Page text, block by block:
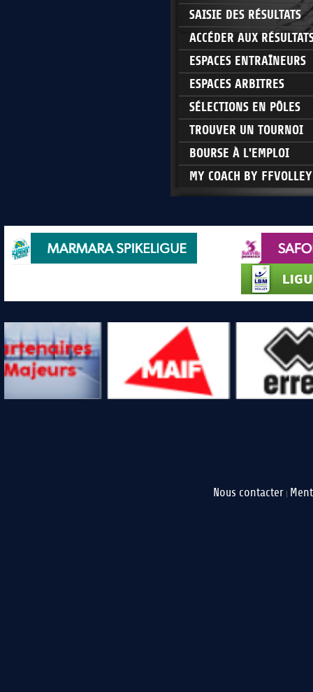
SAISIE DES RÉSULTATS
ACCÉDER AUX
ESPACES ENTRAÎNEURS
ESPACES ARBITRES
SÉLECTIONS EN PÔLES
TROUVER UN TOURNOI
BOURSE À L'EMPLOI
MY COACH BY FFVOLLEY
Nous contacter |